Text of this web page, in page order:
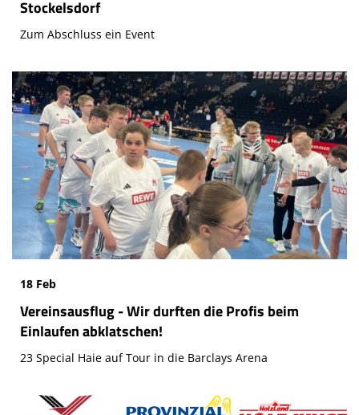
Stockelsdorf
Zum Abschluss ein Event
18 Feb
Vereinsausflug - Wir durften die Profis beim
Einlaufen abklatschen!
23 Special Haie auf Tour in die Barclays Arena